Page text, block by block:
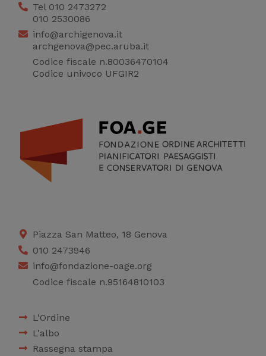
Tel 010 2473272
010 2530086
info@archigenova.it
archgenova@pec.aruba.it
Codice fiscale n.80036470104
Codice univoco UFGIR2
Piazza San Matteo, 18 Genova
010 2473946
info@fondazione-oage.org
Codice fiscale n.95164810103
L'Ordine
L'albo
Rassegna stampa